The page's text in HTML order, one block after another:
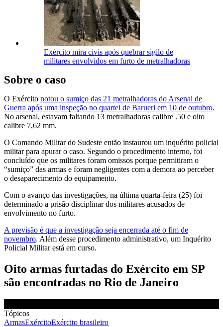
Exército mira civis após quebrar sigilo de
militares envolvidos em furto de metralhadoras
Sobre o caso
O Exército notou o sumiço das 21 metralhadoras do Arsenal de
Guerra após uma inspeção no quartel de Barueri em 10 de outubro.
No arsenal, estavam faltando 13 metralhadoras calibre .50 e oito
calibre 7,62 mm.
O Comando Militar do Sudeste então instaurou um inquérito policial
militar para apurar o caso. Segundo o procedimento interno, foi
concluído que os militares foram omissos porque permitiram o
“sumiço” das armas e foram negligentes com a demora ao perceber
o desaparecimento do equipamento.
Com o avanço das investigações, na última quarta-feira (25) foi
determinado a prisão disciplinar dos militares acusados de
envolvimento no furto.
A previsão é que a investigação seja encerrada até o fim de
novembro. Além desse procedimento administrativo, um Inquérito
Policial Militar está em curso.
Oito armas furtadas do Exército em SP
são encontradas no Rio de Janeiro
Tópicos
ArmasExércitoExército brasileiro